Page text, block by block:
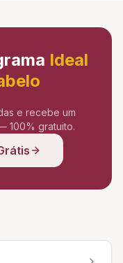
Ideal
e recebe um
100% gratuito.